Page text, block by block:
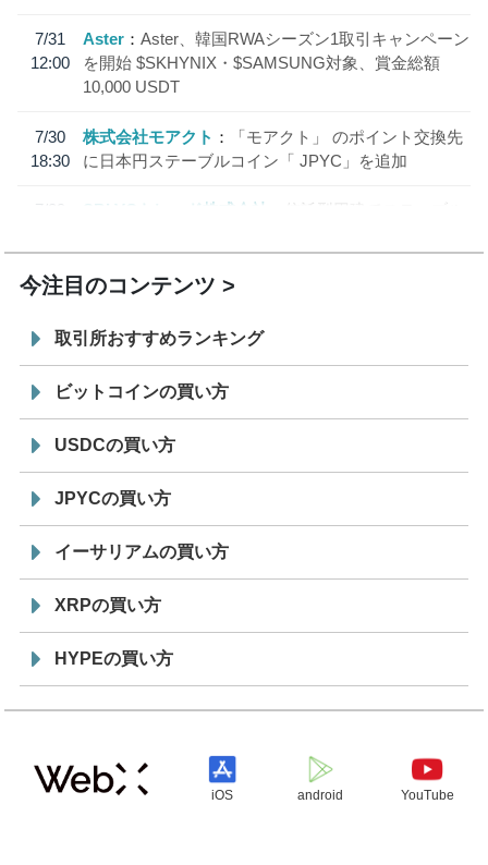
7/31
12:00
Aster
Aster、韓国RWAシーズン1取引キャンペーン
を開始 $SKHYNIX・$SAMSUNG対象、賞金総額
10,000 USDT
7/30
18:30
株式会社モアクト
「モアクト」 のポイント交換先
に日本円ステーブルコイン「 JPYC」を追加
7/29
SBI VCトレード株式会社
信託型円建てステーブル
今注目のコンテンツ
取引所おすすめランキング
ビットコインの買い方
USDCの買い方
JPYCの買い方
イーサリアムの買い方
XRPの買い方
HYPEの買い方
iOS android YouTube